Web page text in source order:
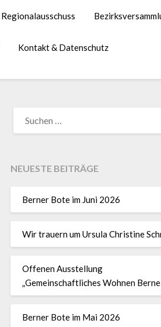
Regionalausschuss
Kontakt & Datenschutz
NEUESTE BEITRÄGE
Berner Bote im Juni 2026
Wir trauern um Ursula Christine
Offenen Ausstellung
„Gemeinschaftliches Wohnen Berne
Berner Bote im Mai 2026